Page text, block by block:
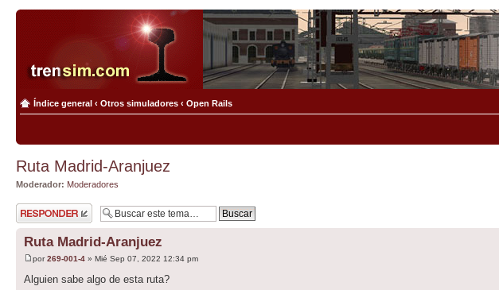
Índice general ‹ Otros simuladores ‹ Open Rails
Ruta Madrid-Aranjuez
Moderador: Moderadores
Publicar una
respuesta
Ruta Madrid-Aranjuez
por269-001-4 » Mié Sep 07, 2022 12:34 pm
Alguien sabe algo de esta ruta?